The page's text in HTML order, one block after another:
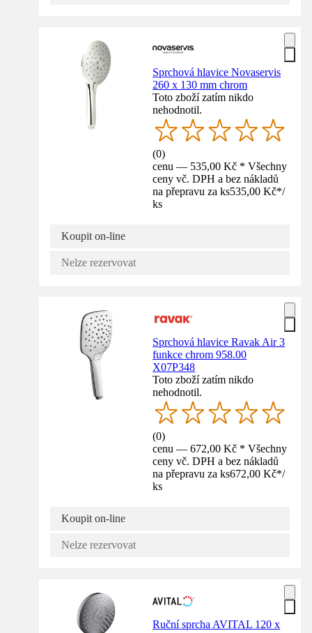
Sprchová hlavice Novaservis
260 x 130 mm chrom
Toto zboží zatím nikdo
nehodnotil.
(0)
cenu — 535,00 Kč * Všechny
ceny vč. DPH a bez nákladů
na přepravu za ks535,00 Kč*/
ks
Koupit on-line
Nelze rezervovat
Sprchová hlavice Ravak Air 3
funkce chrom 958.00
X07P348
Toto zboží zatím nikdo
nehodnotil.
(0)
cenu — 672,00 Kč * Všechny
ceny vč. DPH a bez nákladů
na přepravu za ks672,00 Kč*/
ks
Koupit on-line
Nelze rezervovat
Ruční sprcha AVITAL 120 x